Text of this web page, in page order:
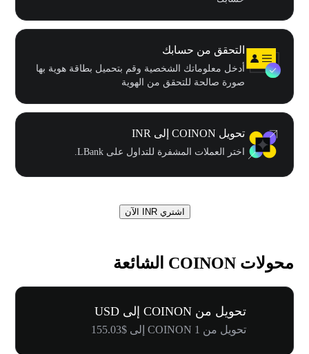
التحقق من حسابك
أدخل معلوماتك الشخصية وقم بتحميل بطاقة هوية بها
صورة صالحة للتحقق من الهوية
تحويل COINON إلى INR
اختر العملات المشفرة للتداول على LBank.
اشتري INR الآن
محولات COINON الشائعة
تحويل من COINON إلى USD
تحويل من 1 COINON إلى $155.03